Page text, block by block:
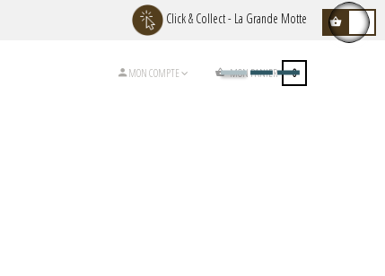
Click & Collect - La Grande Motte
MON COMPTE MON PANIER 0